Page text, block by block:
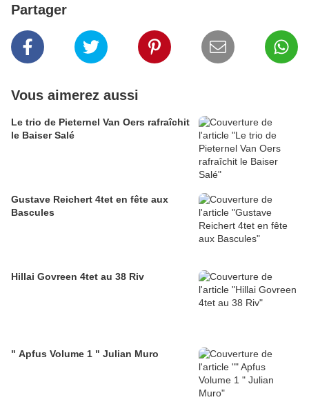
Partager
Vous aimerez aussi
Le trio de Pieternel Van Oers rafraîchit
le Baiser Salé
Gustave Reichert 4tet en fête aux
Bascules
Hillai Govreen 4tet au 38 Riv
" Apfus Volume 1 " Julian Muro